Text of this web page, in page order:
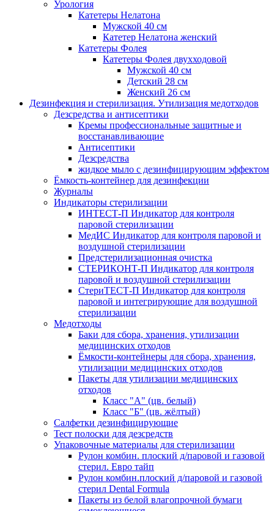
Урология
Катетеры Нелатона
Мужской 40 см
Катетер Нелатона женский
Катетеры Фолея
Катетеры Фолея двухходовой
Мужской 40 см
Детский 28 см
Женский 26 см
Дезинфекция и стерилизация. Утилизация медотходов
Дезсредства и антисептики
Кремы профессиональные защитные и
восстанавливающие
Антисептики
Дезсредства
жидкое мыло с дезинфицирующим эффектом
Ёмкость-контейнер для дезинфекции
Журналы
Индикаторы стерилизации
ИНТЕСТ-П Индикатор для контроля
паровой стерилизации
МедИС Индикатор для контроля паровой и
воздушной стерилизации
Предстерилизационная очистка
СТЕРИКОНТ-П Индикатор для контроля
паровой и воздушной стерилизации
СтериТЕСТ-П Индикатор для контроля
паровой и интегрирующие для воздушной
стерилизации
Медотходы
Баки для сбора, хранения, утилизации
медицинских отходов
Ёмкости-контейнеры для сбора, хранения,
утилизации медицинских отходов
Пакеты для утилизации медицинских
отходов
Класс "А" (цв. белый)
Класс "Б" (цв. жёлтый)
Салфетки дезинфицирующие
Тест полоски для дезсредств
Упаковочные материалы для стерилизации
Рулон комбин. плоский д/паровой и газовой
стерил. Евро тайп
Рулон комбин.плоский д/паровой и газовой
стерил Dental Formula
Пакеты из белой влагопрочной бумаги